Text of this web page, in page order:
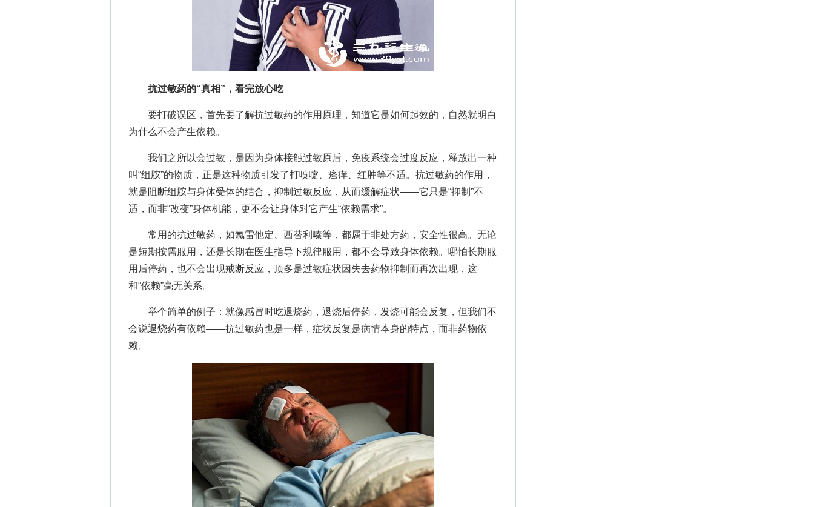
抗过敏药的“真相”，看完放心吃
要打破误区，首先要了解抗过敏药的作用原理，知道它是如何起效的，自然就明白
为什么不会产生依赖。
我们之所以会过敏，是因为身体接触过敏原后，免疫系统会过度反应，释放出一种
叫“组胺”的物质，正是这种物质引发了打喷嚏、瘙痒、红肿等不适。抗过敏药的作用，
就是阻断组胺与身体受体的结合，抑制过敏反应，从而缓解症状——它只是“抑制”不
适，而非“改变”身体机能，更不会让身体对它产生“依赖需求”。
常用的抗过敏药，如氯雷他定、西替利嗪等，都属于非处方药，安全性很高。无论
是短期按需服用，还是长期在医生指导下规律服用，都不会导致身体依赖。哪怕长期服
用后停药，也不会出现戒断反应，顶多是过敏症状因失去药物抑制而再次出现，这
和“依赖”毫无关系。
举个简单的例子：就像感冒时吃退烧药，退烧后停药，发烧可能会反复，但我们不
会说退烧药有依赖——抗过敏药也是一样，症状反复是病情本身的特点，而非药物依
赖。